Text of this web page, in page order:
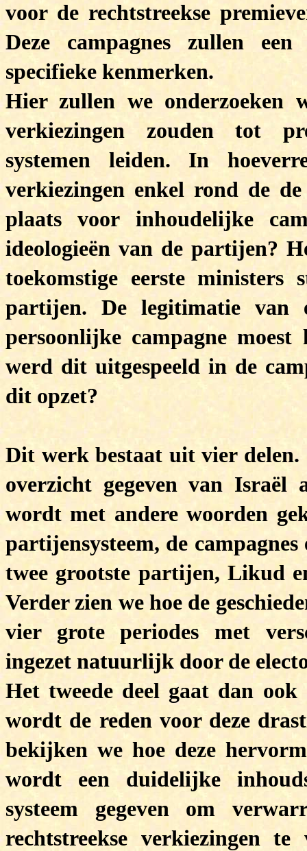
voor de rechtstreekse
Deze campagnes zullen
specifieke kenmerken.
Hier zullen we onderzoeken
verkiezingen zouden tot
systemen leiden. In
verkiezingen enkel rond de
plaats voor inhoudelijke
ideologieën van de partijen?
toekomstige eerste
partijen. De legitimatie van
persoonlijke campagne
werd dit uitgespeeld in de
dit opzet?
Dit werk bestaat uit vier delen.
overzicht gegeven van
wordt met andere woorden
partijensysteem, de
twee grootste partijen, Likud
Verder zien we hoe de
vier grote periodes met
ingezet natuurlijk door de
Het tweede deel gaat dan
wordt de reden voor deze
bekijken we hoe deze
wordt een duidelijke
systeem gegeven om
rechtstreekse verkiezingen